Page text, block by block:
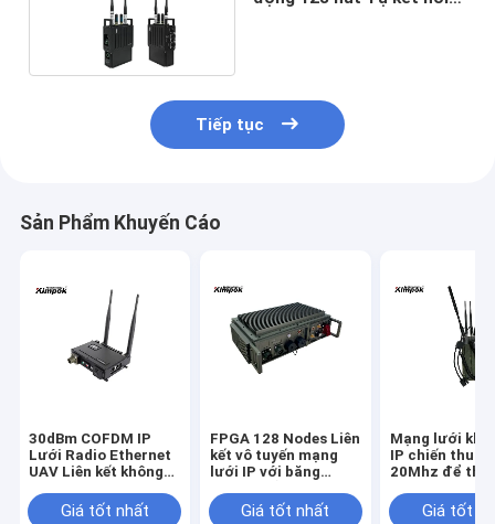
Tiếp tục
Sản Phẩm Khuyến Cáo
30dBm COFDM IP
Lưới Radio Ethernet
UAV Liên kết không
Giá tốt nhất
FPGA 128 Nodes Liên
kết vô tuyến mạng
lưới IP với băng
Giá tốt nhất
Mạng lưới
IP chiến thuật
20Mhz để
Giá tốt